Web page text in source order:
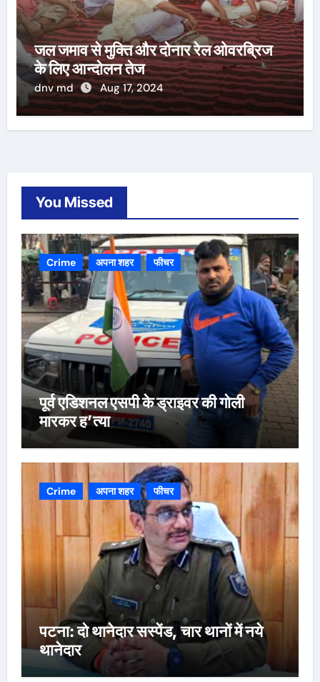
जल जमाव से मुक्ति और दोनार रेल ओवरब्रिज
के लिए आन्दोलन तेज
dnv md Aug 17, 2024
You Missed
Crime अपना शहर फीचर
पूर्व एडिशनल एसपी के ड्राइवर की गोली
मारकर ह’त्या
Crime अपना शहर फीचर
पटना: दो थानेदार सस्पेंड, चार थानों में नये
थानेदार